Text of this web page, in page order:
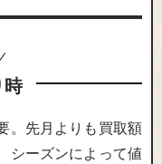
時
。先月よりも買取額
シーズンによって値